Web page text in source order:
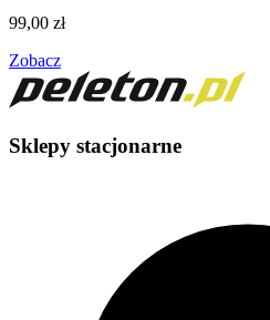
99,00 zł
Zobacz
Sklepy stacjonarne